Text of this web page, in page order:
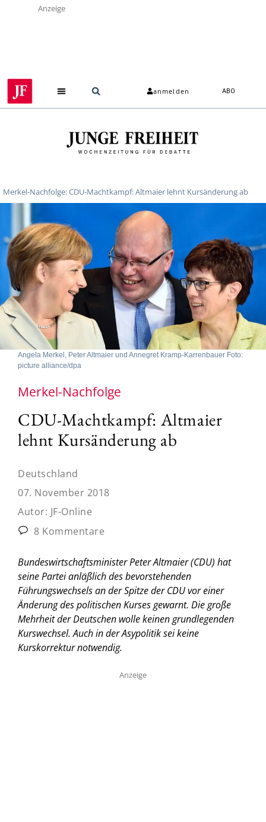
Anzeige
anmelden ABO
Merkel-Nachfolge: CDU-Machtkampf: Altmaier lehnt Kursänderung ab
Angela Merkel, Peter Altmaier und Annegret Kramp-Karrenbauer Foto:
picture alliance/dpa
Merkel-Nachfolge
CDU-Machtkampf: Altmaier
lehnt Kursänderung ab
Deutschland
07. November 2018
Autor: JF-Online
8 Kommentare
Bundeswirtschaftsminister Peter Altmaier (CDU) hat
seine Partei anläßlich des bevorstehenden
Führungswechsels an der Spitze der CDU vor einer
Änderung des politischen Kurses gewarnt. Die große
Mehrheit der Deutschen wolle keinen grundlegenden
Kurswechsel. Auch in der Asypolitik sei keine
Kurskorrektur notwendig.
Anzeige